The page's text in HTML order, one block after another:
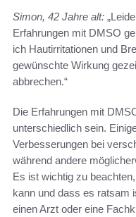
Simon, 42 Jahre alt:
Erfahrungen mit DMSO
ich Hautirritationen und
gewünschte Wirkung
abbrechen.“
Die Erfahrungen mit
unterschiedlich sein.
Verbesserungen bei
während andere
Es ist wichtig zu
kann und dass es ratsam
einen Arzt oder eine